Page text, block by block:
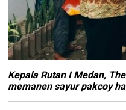
Kepala Rutan I Medan,
memanen sayur pakcoy